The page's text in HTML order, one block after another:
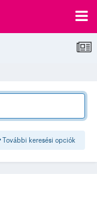
További keresési opciók